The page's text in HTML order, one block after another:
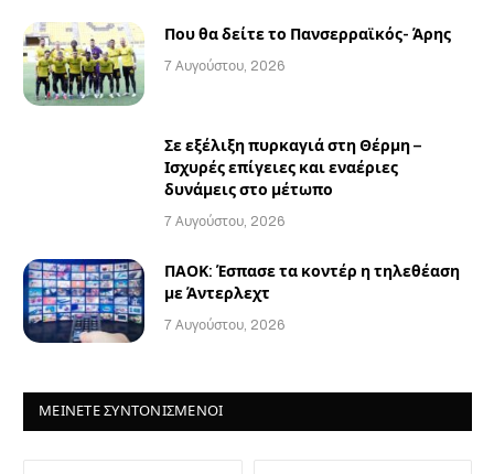
Που θα δείτε το Πανσερραϊκός- Άρης
7 Αυγούστου, 2026
Σε εξέλιξη πυρκαγιά στη Θέρμη –
Ισχυρές επίγειες και εναέριες
δυνάμεις στο μέτωπο
7 Αυγούστου, 2026
ΠΑΟΚ: Έσπασε τα κοντέρ η τηλεθέαση
με Άντερλεχτ
7 Αυγούστου, 2026
ΜΕΙΝΕΤΕ ΣΥΝΤΟΝΙΣΜΕΝΟΙ